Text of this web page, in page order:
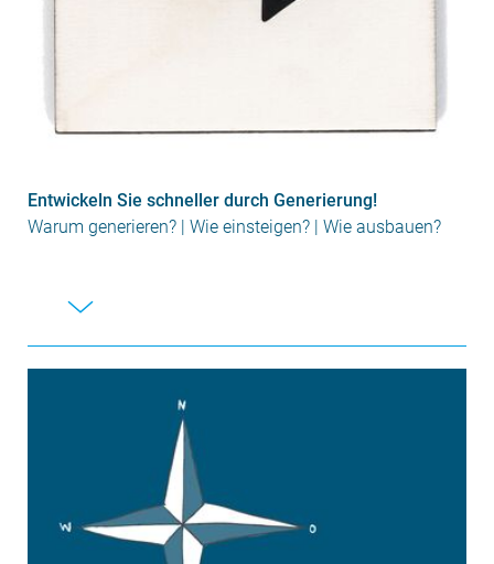
Entwickeln Sie schneller durch Generierung!
Warum generieren? | Wie einsteigen? | Wie ausbauen?